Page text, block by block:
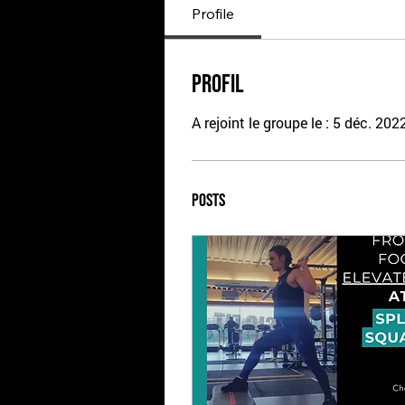
Profile
Profil
A rejoint le groupe le : 5 déc.
Posts